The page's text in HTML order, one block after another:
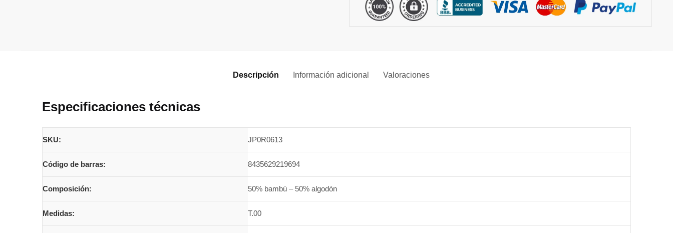
Descripción Información adicional Valoraciones
Especificaciones técnicas
SKU: JP0R0613
Código de barras: 8435629219694
Composición: 50% bambú – 50% algodón
Medidas: T.00